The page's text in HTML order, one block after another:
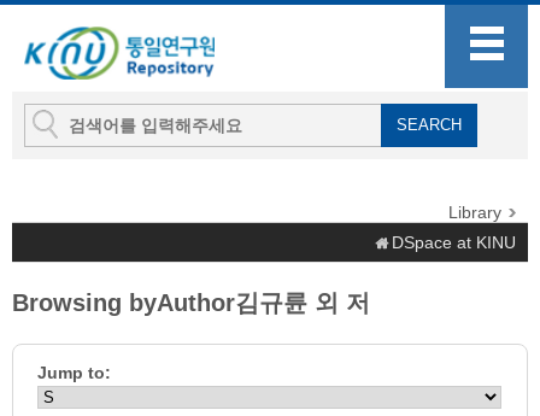
Library
DSpace at KINU
Browsing byAuthor김규륜 외 저
Jump to: